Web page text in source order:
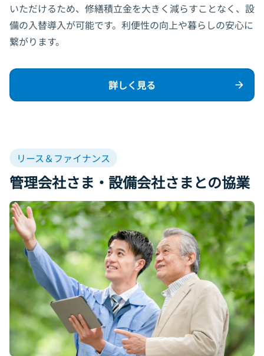
いただけるため、修繕積立金を大きく減らすことなく、設
備の入替導入が可能です。利便性の向上や暮らしの安心に
繋がります。
詳しく見る
リース＆ファイナンス
管理会社さま・設備会社さまとの協業